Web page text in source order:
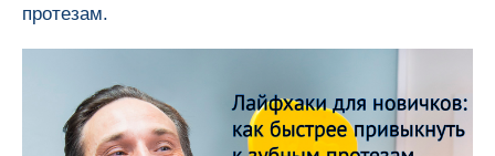
протезам.